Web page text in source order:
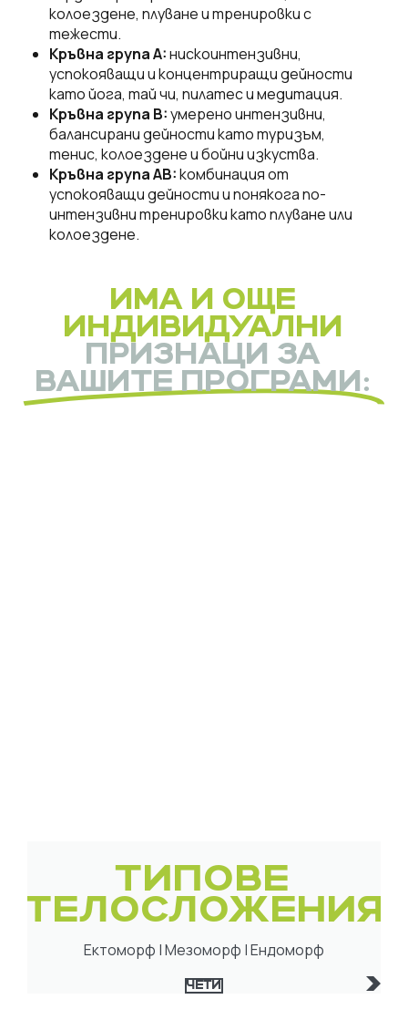
колоездене, плуване и тренировки с
тежести.
Кръвна група A:нискоинтензивни,
успокояващи и концентриращи дейности
като йога, тай чи, пилатес и медитация.
Кръвна група B:умерено интензивни,
балансирани дейности като туризъм,
тенис, колоездене и бойни изкуства.
Кръвна група AB:комбинация от
успокояващи дейности и понякога по-
интензивни тренировки като плуване или
колоездене.
ИМА И ОЩЕ
ИНДИВИДУАЛНИ
ПРИЗНАЦИ ЗА
ВАШИТЕ ПРОГРАМИ:
ТИПОВЕ
ТЕЛОСЛОЖЕНИЯ
Ектоморф | Мезоморф | Ендоморф
ЧЕТИ